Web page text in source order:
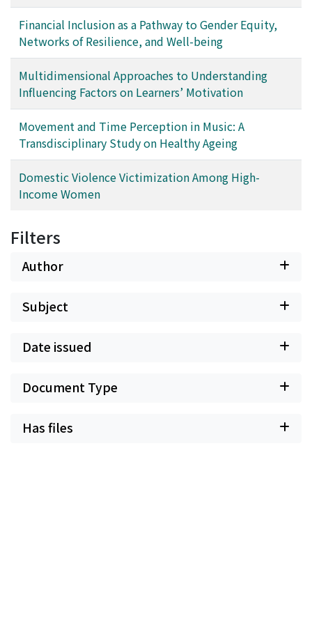
Financial Inclusion as a Pathway to Gender Equity,
Networks of Resilience, and Well-being
Multidimensional Approaches to Understanding
Influencing Factors on Learners’ Motivation
Movement and Time Perception in Music: A
Transdisciplinary Study on Healthy Ageing
Domestic Violence Victimization Among High-
Income Women
Filters
Author
Subject
Date issued
Document Type
Has files